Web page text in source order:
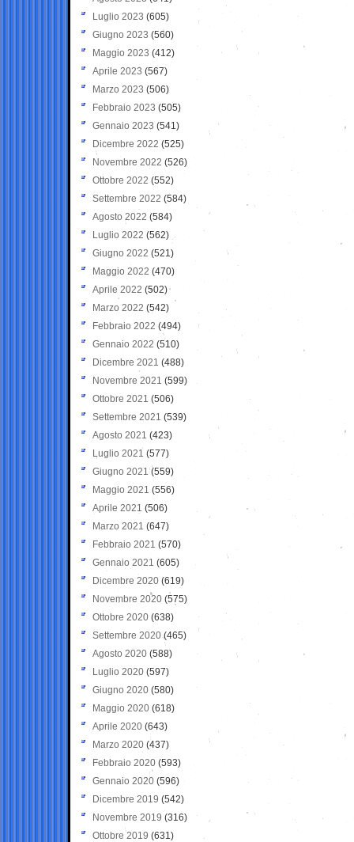
Luglio 2023 (605)
Giugno 2023 (560)
Maggio 2023 (412)
Aprile 2023 (567)
Marzo 2023 (506)
Febbraio 2023 (505)
Gennaio 2023 (541)
Dicembre 2022 (525)
Novembre 2022 (526)
Ottobre 2022 (552)
Settembre 2022 (584)
Agosto 2022 (584)
Luglio 2022 (562)
Giugno 2022 (521)
Maggio 2022 (470)
Aprile 2022 (502)
Marzo 2022 (542)
Febbraio 2022 (494)
Gennaio 2022 (510)
Dicembre 2021 (488)
Novembre 2021 (599)
Ottobre 2021 (506)
Settembre 2021 (539)
Agosto 2021 (423)
Luglio 2021 (577)
Giugno 2021(559)
Maggio 2021 (556)
Aprile 2021 (506)
Marzo 2021 (647)
Febbraio 2021 (570)
Gennaio 2021 (605)
Dicembre 2020 (619)
Novembre 2020 (575)
Ottobre 2020 (638)
Settembre 2020(465)
Agosto 2020 (588)
Luglio 2020 (597)
Giugno 2020 (580)
Maggio 2020 (618)
Aprile 2020 (643)
Marzo 2020 (437)
Febbraio 2020 (593)
Gennaio 2020 (596)
Dicembre 2019 (542)
Novembre 2019 (316)
Ottobre 2019 (631)